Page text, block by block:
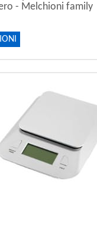
- Melchioni family